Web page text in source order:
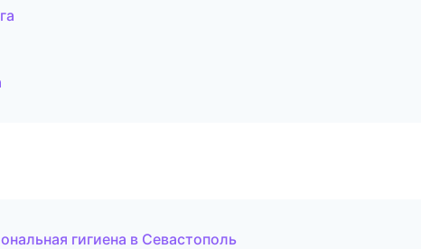
гигиена в Севастополь